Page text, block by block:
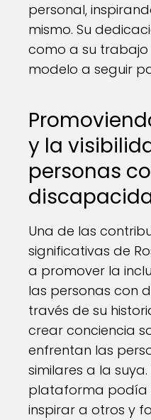
personal,
mismo. Su
como a su trabajo
modelo a seguir
y la
personas
Una de las
significativas de
a promover la
las personas con
través de su
crear conciencia
enfrentan las
similares a la
plataforma podía
inspirar a otros y